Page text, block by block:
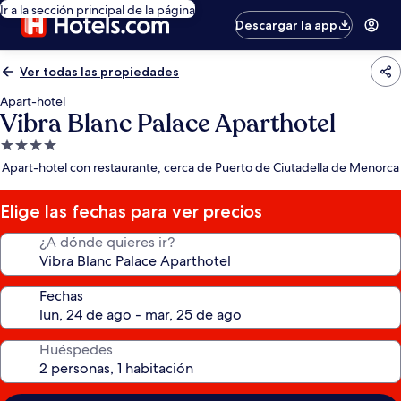
Ir a la sección principal de la página
Descargar la app
Ver todas las propiedades
Apart-hotel
Vibra Blanc Palace Aparthotel
Propiedad
de
estrellas
Apart-hotel con restaurante, cerca de Puerto de Ciutadella de Menorca
Elige las fechas para ver precios
¿A dónde quieres ir?
Fechas
Huéspedes